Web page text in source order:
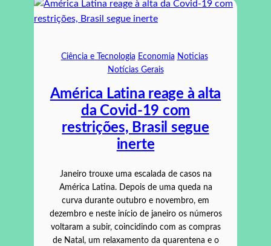
Ciência e Tecnologia Economia Noticias
Notícias Gerais
América Latina reage à alta
da Covid-19 com
restrições, Brasil segue
inerte
Janeiro trouxe uma escalada de casos na
América Latina. Depois de uma queda na
curva durante outubro e novembro, em
dezembro e neste início de janeiro os números
voltaram a subir, coincidindo com as compras
de Natal, um relaxamento da quarentena e o